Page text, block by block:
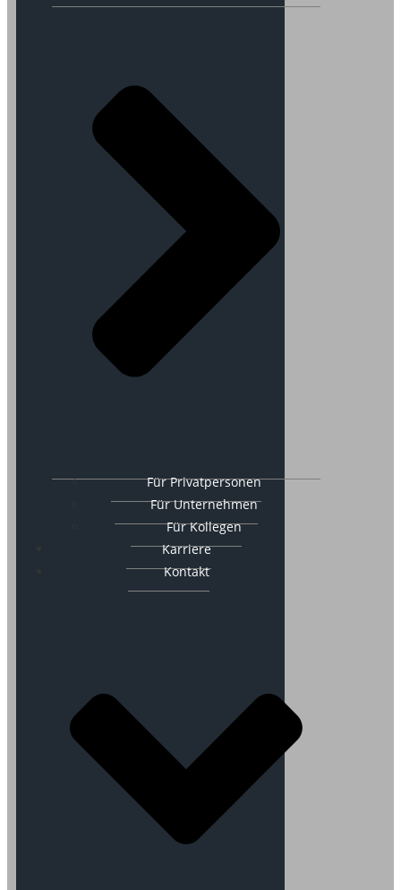
Für Privatpersonen
Für Unternehmen
Für Kollegen
Karriere
Kontakt